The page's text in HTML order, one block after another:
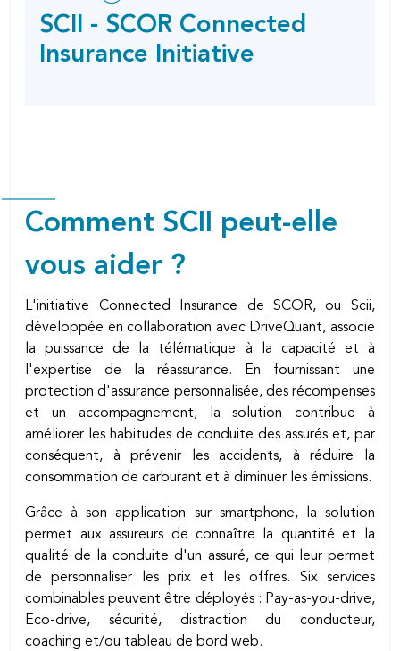
SCII - SCOR Connected
Insurance Initiative
page
SOCIAL
SHARING
Comment SCII peut-elle
vous aider ?
L'initiative Connected Insurance de SCOR, ou Scii,
développée en collaboration avec DriveQuant, associe
la puissance de la télématique à la capacité et à
l'expertise de la réassurance. En fournissant une
protection d'assurance personnalisée, des récompenses
et un accompagnement, la solution contribue à
améliorer les habitudes de conduite des assurés et, par
conséquent, à prévenir les accidents, à réduire la
consommation de carburant et à diminuer les émissions.
Grâce à son application sur smartphone, la solution
permet aux assureurs de connaître la quantité et la
qualité de la conduite d'un assuré, ce qui leur permet
de personnaliser les prix et les offres. Six services
combinables peuvent être déployés : Pay-as-you-drive,
Eco-drive, sécurité, distraction du conducteur,
coaching et/ou tableau de bord web.